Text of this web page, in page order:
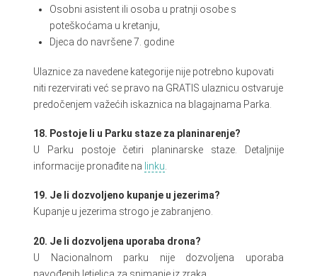
Osobni asistent ili osoba u pratnji osobe s
poteškoćama u kretanju,
Djeca do navršene 7. godine
Ulaznice za navedene kategorije nije potrebno kupovati
niti rezervirati već se pravo na GRATIS ulaznicu ostvaruje
predočenjem važećih iskaznica na blagajnama Parka.
18. Postoje li u Parku staze za planinarenje?
U Parku postoje četiri planinarske staze. Detaljnije
informacije pronađite na linku
19. Je li dozvoljeno kupanje u jezerima?
Kupanje u jezerima strogo je zabranjeno.
20. Je li dozvoljena uporaba drona?
U Nacionalnom parku nije dozvoljena uporaba
navođenih letjelica za snimanje iz zraka.